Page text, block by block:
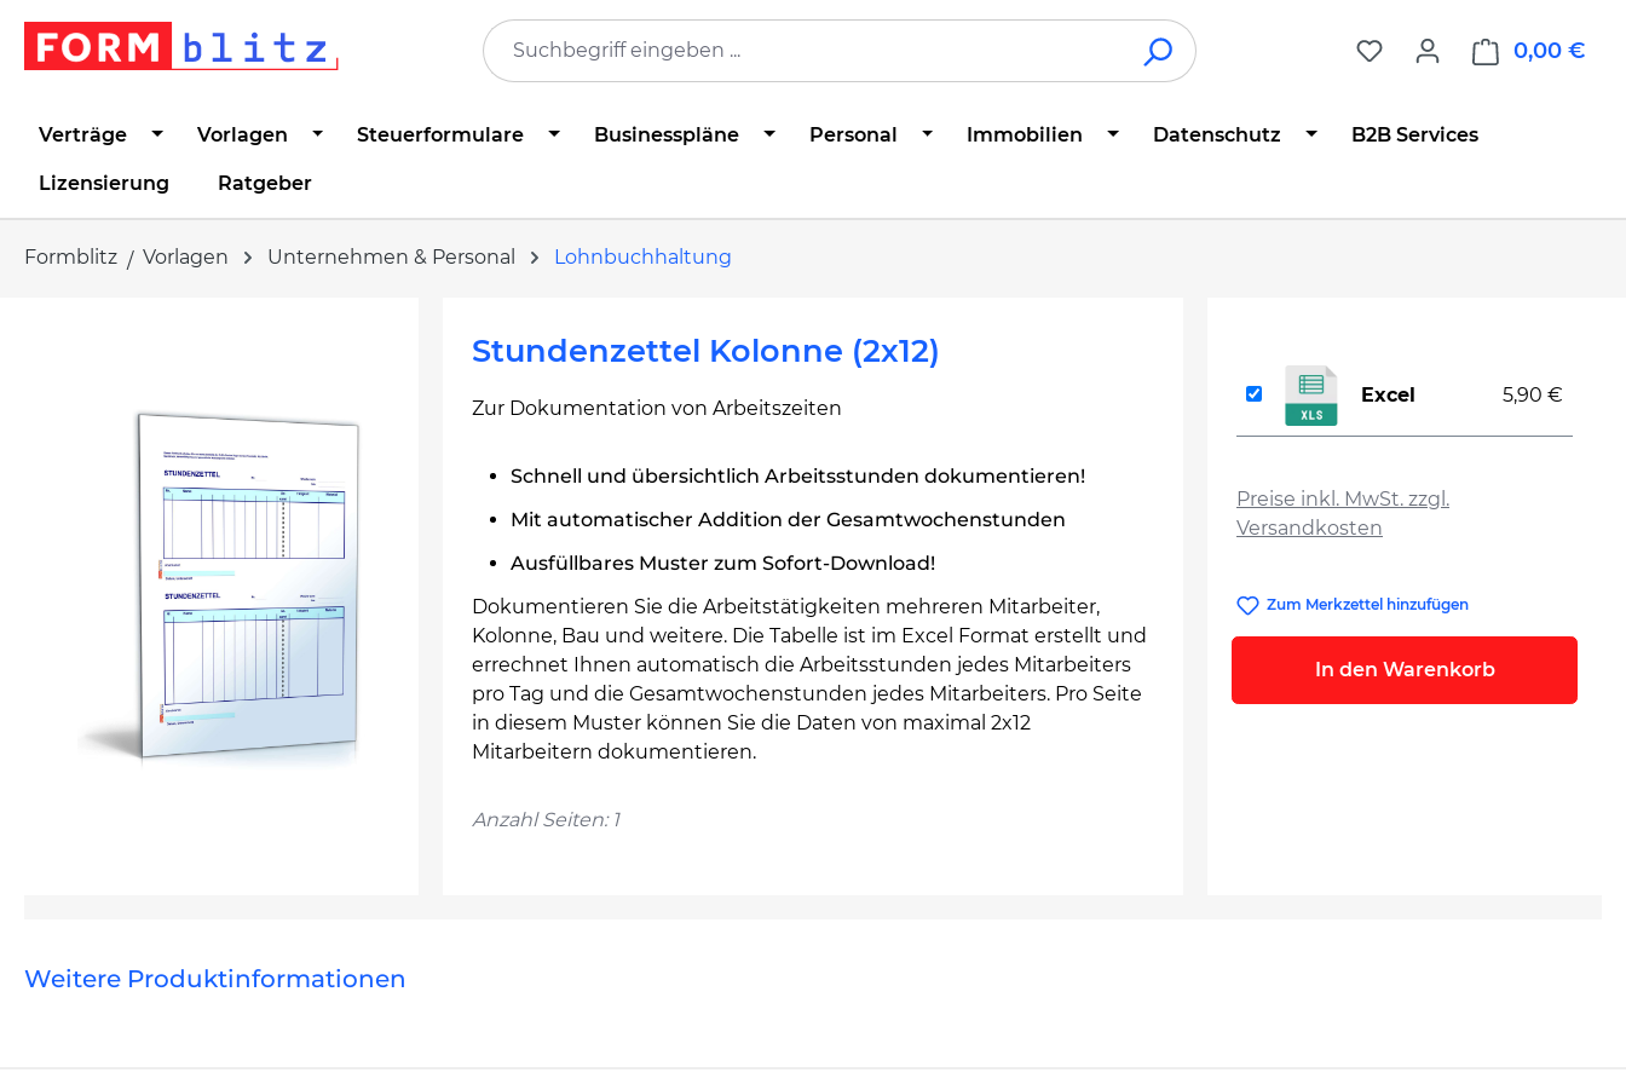
Zur Hauptnavigation springen
0,00 €
Verträge Vorlagen Steuerformulare Businesspläne Personal Immobilien Datenschutz B2B Services
Lizensierung Ratgeber
Formblitz Vorlagen Unternehmen & Personal Lohnbuchhaltung
Stundenzettel Kolonne (2x12)
Zur Dokumentation von Arbeitszeiten
Schnell und übersichtlich Arbeitsstunden dokumentieren!
Mit automatischer Addition der Gesamtwochenstunden
Ausfüllbares Muster zum Sofort-Download!
Dokumentieren Sie die Arbeitstätigkeiten mehreren Mitarbeiter,
Kolonne, Bau und weitere. Die Tabelle ist im Excel Format erstellt und
errechnet Ihnen automatisch die Arbeitsstunden jedes Mitarbeiters
pro Tag und die Gesamtwochenstunden jedes Mitarbeiters. Pro Seite
in diesem Muster können Sie die Daten von maximal 2x12
Mitarbeitern dokumentieren.
Anzahl Seiten: 1
Preise inkl. MwSt. zzgl.
Versandkosten
Excel 5,90 €
Zum Merkzettel hinzufügen
In den Warenkorb
Weitere Produktinformationen